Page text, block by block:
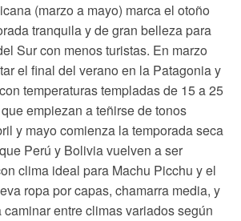
(marzo a mayo) marca el otoño
tranquila y de gran belleza para
Sur con menos turistas. En marzo
el final del verano en la Patagonia y
temperaturas templadas de 15 a 25
empiezan a teñirse de tonos
y mayo comienza la temporada seca
Perú y Bolivia vuelven a ser
clima ideal para Machu Picchu y el
ropa por capas, chamarra media, y
caminar entre climas variados según